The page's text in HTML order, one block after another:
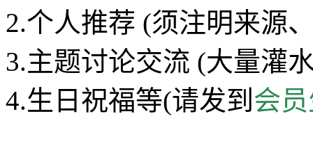
2.个人推荐 (须注明来源
3.主题讨论交流 (大量灌
4.生日祝福等(请发到 会